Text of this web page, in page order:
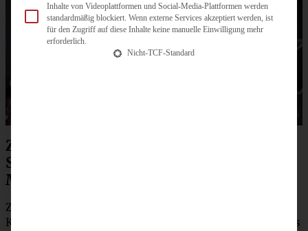
Zubereitung für Streuselsternchen –
Schokoladenkekse mit Streuseln und
Marmelade
Zunächst müsst Ihr aus dem Mehl, Zucker, Backpulver,
Kakao, Butter und Ei mit dem Knethaken des Handrührers
Inhalte von Videoplattformen und Social-Media-Plattformen werden
standardmäßig blockiert. Wenn externe Services akzeptiert werden, ist
für den Zugriff auf diese Inhalte keine manuelle Einwilligung mehr
erforderlich.
Nicht-TCF-Standard